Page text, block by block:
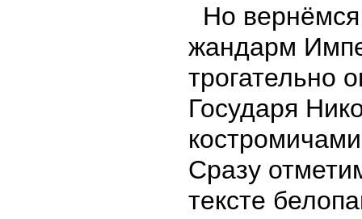
Но
жандарм
трогательно
Государя
Сразу
тексте